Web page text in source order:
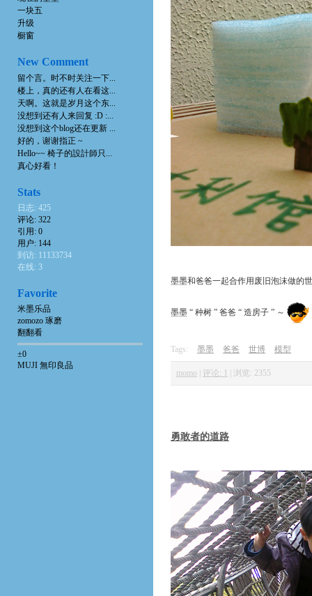
墨墨和爸爸一起合作用废旧泡沫做的
墨墨 “ 种树 ” 爸爸 “ 造房子 ” ～
Tags: 墨墨 爸爸 世博 模型
momo 评论: 1 浏览: 2355
勇敢者的道路
一块五
升级
橱窗
New Comment
留个言。时不时关注一下...
楼上，真的还有人在看这...
天啊。这就是岁月这个东...
没想到还有人来回复 :D :...
没想到这个blog还在更新 ...
好的，谢谢指正 ~
Hello~~ 椅子的設計師只...
真心好看！
Stats
日志: 425
评论: 322
引用: 0
用户: 144
到访: 11133734
在线: 3
Favorite
米墨乐品
zomozo 琢磨
翻翻看
±0
MUJI 無印良品